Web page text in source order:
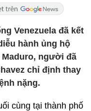
Venezuela đã kết
hành ủng hộ
người đã
chỉ định thay
nặng.
cùng tại thành phố